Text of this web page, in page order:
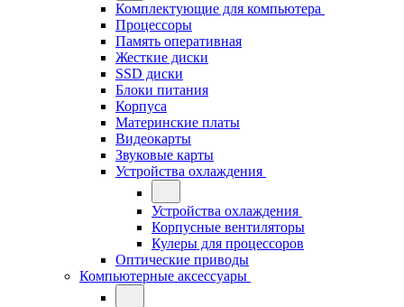
Комплектующие для компьютера
Процессоры
Память оперативная
Жесткие диски
SSD диски
Блоки питания
Корпуса
Материнские платы
Видеокарты
Звуковые карты
Устройства охлаждения
Устройства охлаждения
Корпусные вентиляторы
Кулеры для процессоров
Оптические приводы
Компьютерные аксессуары